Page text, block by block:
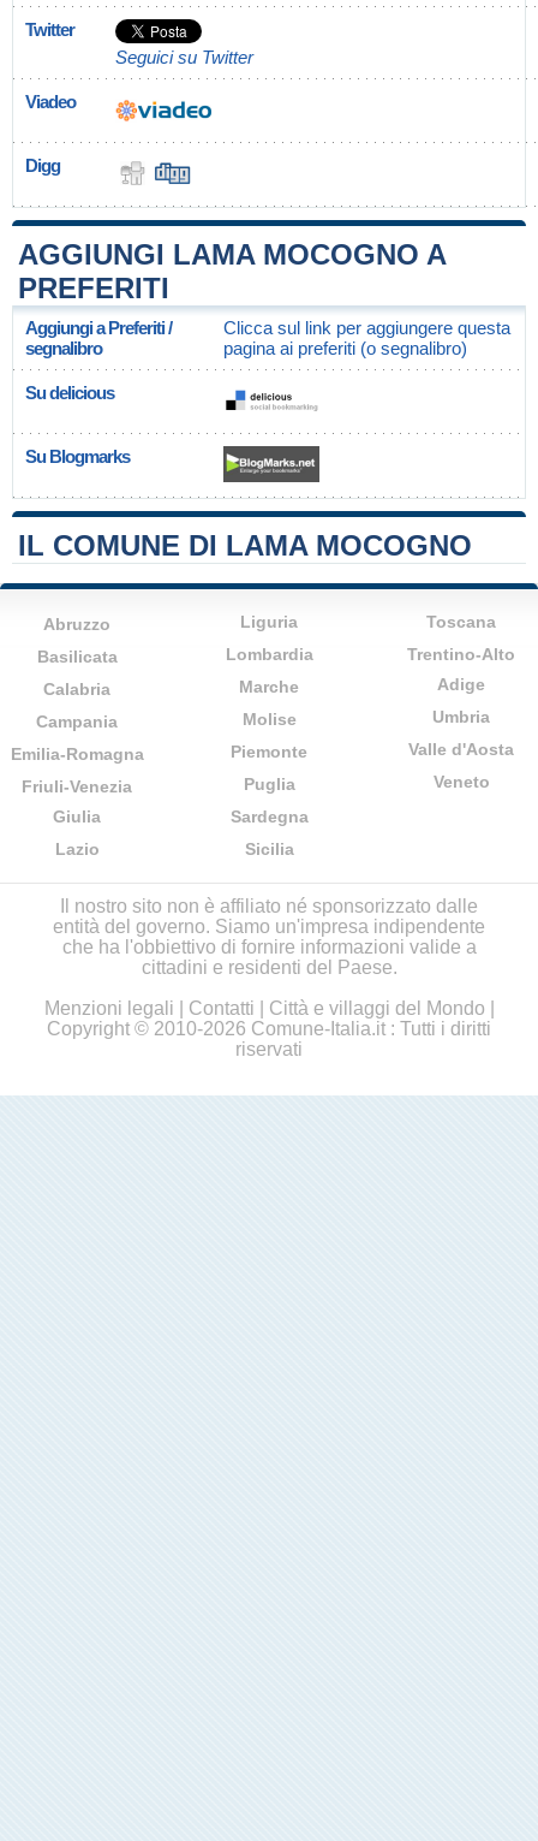
Twitter
Seguici su Twitter
Viadeo
Digg
AGGIUNGI LAMA MOCOGNO A
PREFERITI
Aggiungi a Preferiti /
segnalibro
Clicca sul link per aggiungere questa
pagina ai preferiti (o segnalibro)
Su delicious
Su Blogmarks
IL COMUNE DI LAMA MOCOGNO
Abruzzo
Basilicata
Calabria
Campania
Emilia-Romagna
Friuli-Venezia
Giulia
Lazio
Liguria
Lombardia
Marche
Molise
Piemonte
Puglia
Sardegna
Sicilia
Toscana
Trentino-Alto
Adige
Umbria
Valle d'Aosta
Veneto
Il nostro sito non è affiliato né sponsorizzato dalle
entità del governo. Siamo un'impresa indipendente
che ha l'obbiettivo di fornire informazioni valide a
cittadini e residenti del Paese.
Menzioni legali
Contatti Città e villaggi del Mondo
Copyright © 2010-2026 Comune-Italia.it : Tutti i diritti
riservati